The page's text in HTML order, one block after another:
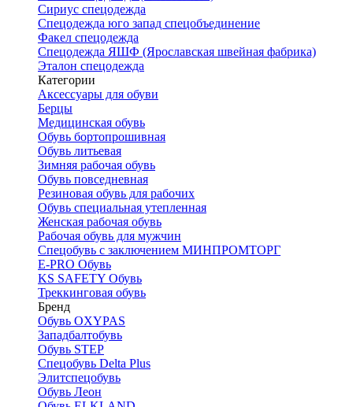
Сириус спецодежда
Спецодежда юго запад спецобъединение
Факел спецодежда
Спецодежда ЯШФ (Ярославская швейная фабрика)
Эталон спецодежда
Категории
Аксессуары для обуви
Берцы
Медицинская обувь
Обувь бортопрошивная
Обувь литьевая
Зимняя рабочая обувь
Обувь повседневная
Резиновая обувь для рабочих
Обувь специальная утепленная
Женская рабочая обувь
Рабочая обувь для мужчин
Спецобувь с заключением МИНПРОМТОРГ
E-PRO Обувь
KS SAFETY Обувь
Треккинговая обувь
Бренд
Обувь OXYPAS
Западбалтобувь
Обувь STEP
Спецобувь Delta Plus
Элитспецобувь
Обувь Леон